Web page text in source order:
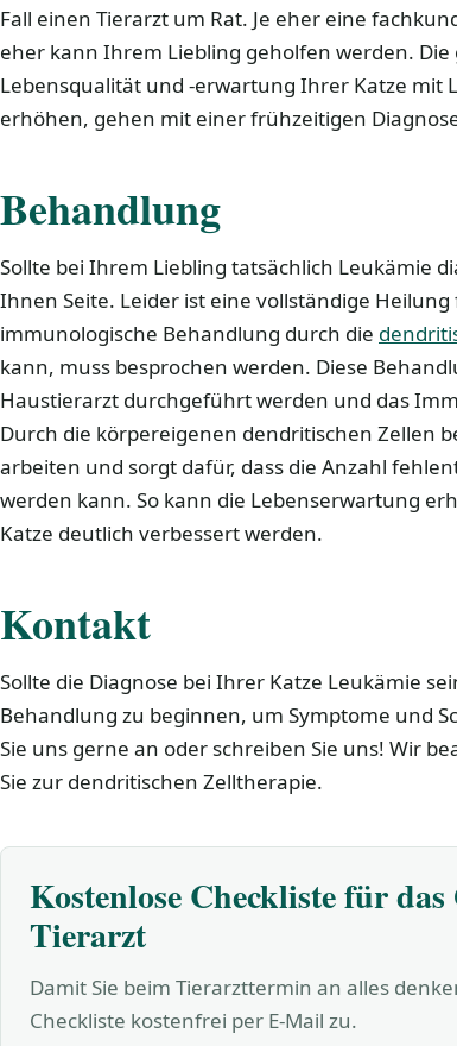
Fall einen Tierarzt um Rat. Je eher eine
eher kann Ihrem Liebling geholfen werden.
Lebensqualität und -erwartung Ihrer Katze mit
erhöhen, gehen mit einer frühzeitigen
Behandlung
Sollte bei Ihrem Liebling tatsächlich Leukämie
Ihnen Seite. Leider ist eine vollständige Heilung
immunologische Behandlung durch die
kann, muss besprochen werden. Diese
Haustierarzt durchgeführt werden und das
Durch die körpereigenen dendritischen Zellen
arbeiten und sorgt dafür, dass die Anzahl
werden kann. So kann die Lebenserwartung
Katze deutlich verbessert werden.
Kontakt
Sollte die Diagnose bei Ihrer Katze Leukämie
Behandlung zu beginnen, um Symptome und
Sie uns gerne an oder schreiben Sie uns! Wir
Sie zur dendritischen Zelltherapie.
Kostenlose Checkliste für
Tierarzt
Damit Sie beim Tierarzttermin an alles
Checkliste kostenfrei per E-Mail zu.